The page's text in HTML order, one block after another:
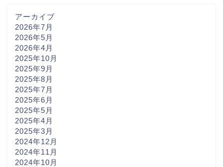
アーカイブ
2026年7月
2026年5月
2026年4月
2025年10月
2025年9月
2025年8月
2025年7月
2025年6月
2025年5月
2025年4月
2025年3月
2024年12月
2024年11月
2024年10月